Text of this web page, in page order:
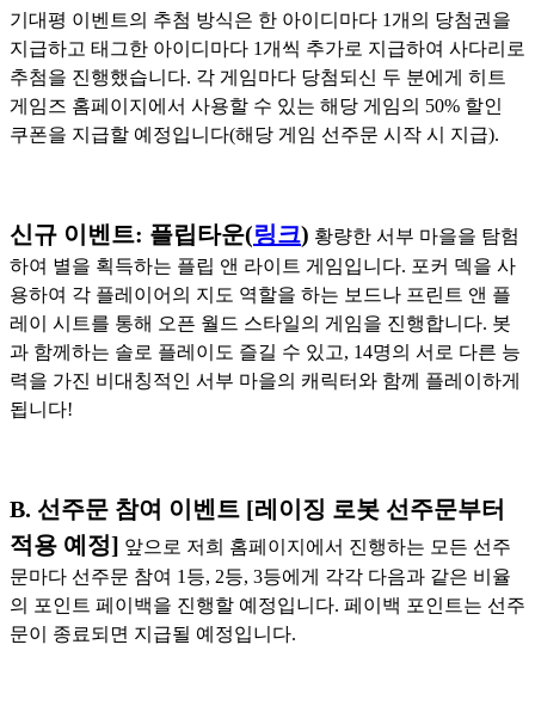
기대평 이벤트의 추첨 방식은 한 아이디마다 1개의 당첨권을
지급하고 태그한 아이디마다 1개씩 추가로 지급하여 사다리로
추첨을 진행했습니다. 각 게임마다 당첨되신 두 분에게 히트
게임즈 홈페이지에서 사용할 수 있는 해당 게임의 50% 할인
쿠폰을 지급할 예정입니다(해당 게임 선주문 시작 시 지급).
신규 이벤트: 플립타운(링크) 황량한 서부 마을을 탐험
하여 별을 획득하는 플립 앤 라이트 게임입니다. 포커 덱을 사
용하여 각 플레이어의 지도 역할을 하는 보드나 프린트 앤 플
레이 시트를 통해 오픈 월드 스타일의 게임을 진행합니다. 봇
과 함께하는 솔로 플레이도 즐길 수 있고, 14명의 서로 다른 능
력을 가진 비대칭적인 서부 마을의 캐릭터와 함께 플레이하게
됩니다!
B. 선주문 참여 이벤트 [레이징 로봇 선주문부터
적용 예정] 앞으로 저희 홈페이지에서 진행하는 모든 선주
문마다 선주문 참여 1등, 2등, 3등에게 각각 다음과 같은 비율
의 포인트 페이백을 진행할 예정입니다. 페이백 포인트는 선주
문이 종료되면 지급될 예정입니다.